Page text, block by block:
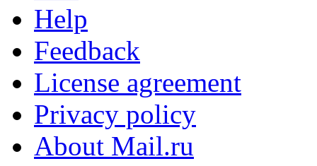
Help
Feedback
License agreement
Privacy policy
About Mail.ru